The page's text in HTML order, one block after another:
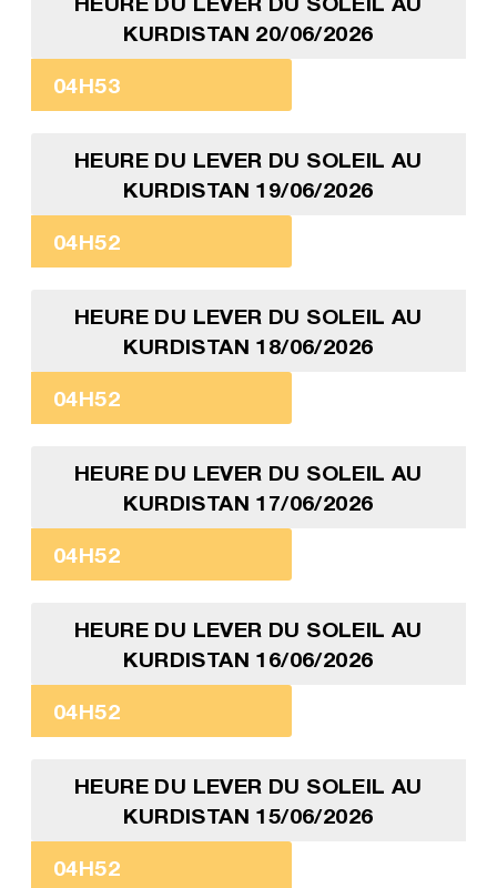
KURDISTAN 20/06/2026
04H53
HEURE DU LEVER DU SOLEIL AU
KURDISTAN 19/06/2026
04H52
HEURE DU LEVER DU SOLEIL AU
KURDISTAN 18/06/2026
04H52
HEURE DU LEVER DU SOLEIL AU
KURDISTAN 17/06/2026
04H52
HEURE DU LEVER DU SOLEIL AU
KURDISTAN 16/06/2026
04H52
HEURE DU LEVER DU SOLEIL AU
KURDISTAN 15/06/2026
04H52